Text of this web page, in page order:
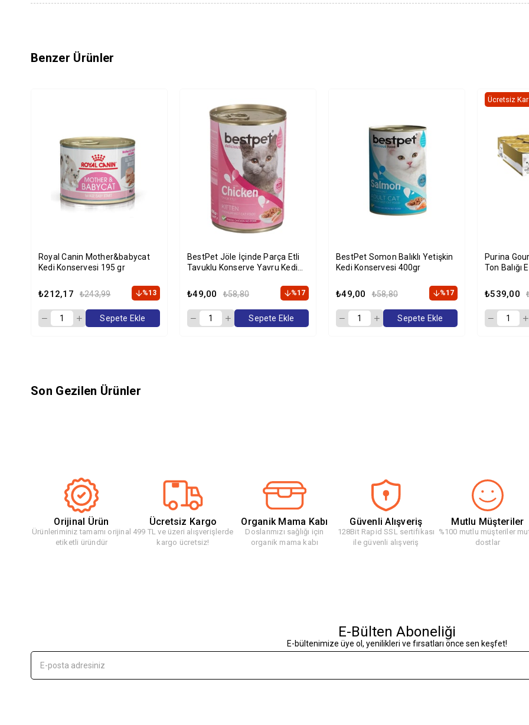
Benzer Ürünler
Royal Canin Mother&babycat
Kedi Konservesi 195 gr
₺212,17 ₺243,99 %13
Sepete Ekle
BestPet Jöle İçinde Parça Etli
Tavuklu Konserve Yavru Kedi
₺49,00 ₺58,80 %17
Sepete Ekle
BestPet Somon Balıklı Yetişkin
Kedi Konservesi 400gr
₺49,00 ₺58,80 %17
Sepete Ekle
Purina
Ton Balığı
₺539,00
Ücretsiz
Son Gezilen Ürünler
Orijinal Ürün
Ürünleriminiz tamamı orijinal
etiketli üründür
Ücretsiz Kargo
499 TL ve üzeri alışverişlerde
kargo ücretsiz!
Organik Mama Kabı
Doslarımızı sağlığı için
organik mama kabı
Güvenli Alışveriş
128Bit Rapid SSL sertifikası
ile güvenli alışveriş
Mutlu Müşteriler
%100 mutlu müşteriler
dostlar
E-Bülten Aboneliği
E-bültenimize üye ol, yenilikleri ve fırsatları önce sen keşfet!